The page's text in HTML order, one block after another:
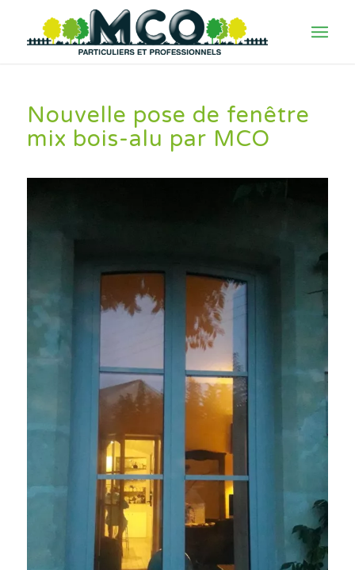
Nouvelle pose de fenêtre
mix bois-alu par MCO